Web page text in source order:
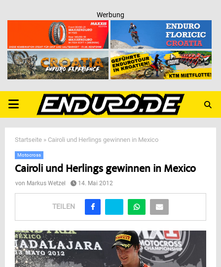
Werbung
PRIMARY
MENU
Startseite » Cairoli und Herlings gewinnen in Mexico
Motocross
Cairoli und Herlings gewinnen in Mexico
von Markus Wetzel 14. Mai 2012
TEILEN